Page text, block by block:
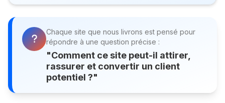
Chaque site que nous livrons est pensé pour
répondre à une question précise :
"Comment ce site peut-il attirer,
rassurer et convertir un client
potentiel ?"